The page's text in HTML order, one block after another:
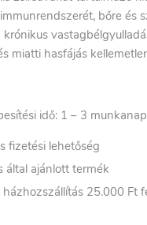
bőre és
krónikus
miatti hasfájás
idő: 1 – 3 munkanap
fizetési lehetőség
által ajánlott termék
házhozszállítás 25.000 Ft